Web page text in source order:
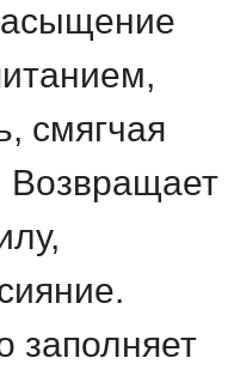
смягчая
Возвращает
заполняет